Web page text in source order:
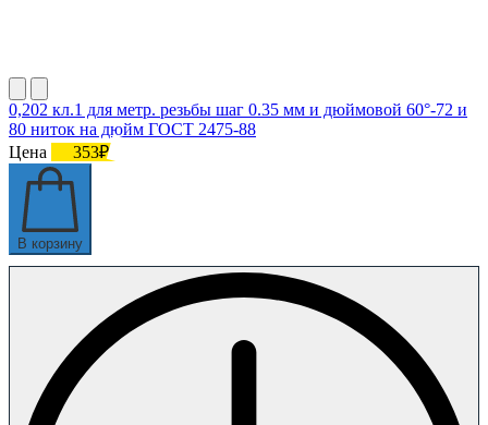
0,202 кл.1 для метр. резьбы шаг 0.35 мм и дюймовой 60°-72 и
80 ниток на дюйм ГОСТ 2475-88
Цена
353₽
В корзину